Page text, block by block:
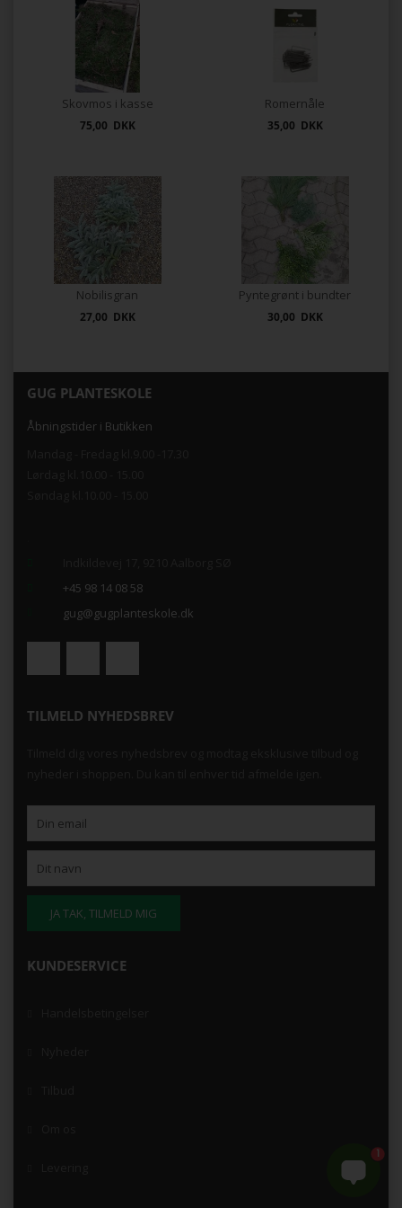
Skovmos i kasse
75,00 DKK
Romernåle
35,00 DKK
Nobilisgran
27,00 DKK
Pyntegrønt i bundter
30,00 DKK
GUG PLANTESKOLE
Åbningstider i Butikken
+45 98 14 08 58
gug@gugplanteskole.dk
TILMELD NYHEDSBREV
KUNDESERVICE
1